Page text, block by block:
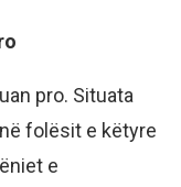
pro. Situata
folësit e këtyre
e